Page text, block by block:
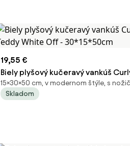
19,55 €
Biely plyšový kučeravý vankúš
Teddy White Off - 30*15*50cm
15×30×50 cm, v modernom štýle, s
Skladom